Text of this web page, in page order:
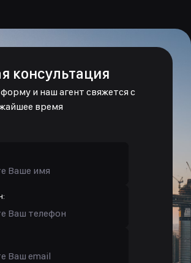
консультация
и наш агент свяжется с
время